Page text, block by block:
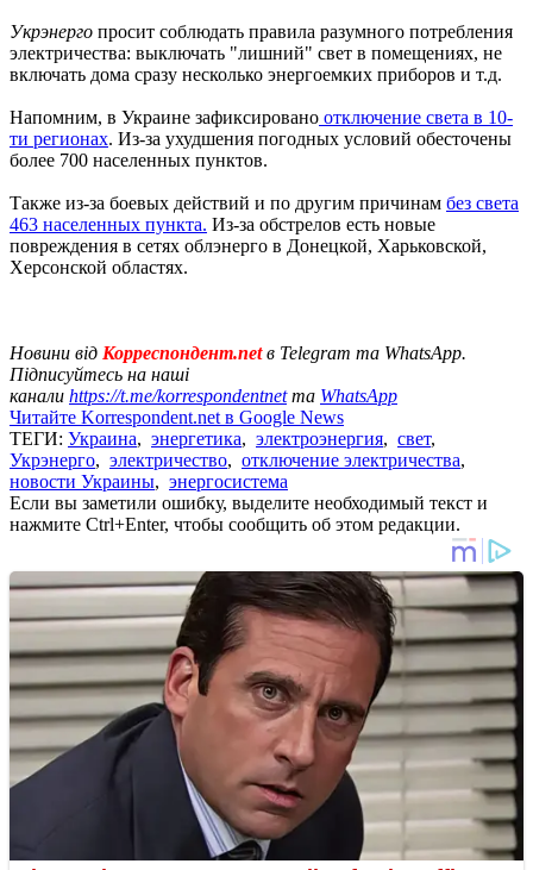
Укрэнерго просит соблюдать правила разумного потребления
электричества: выключать "лишний" свет в помещениях, не
включать дома сразу несколько энергоемких приборов и т.д.
Напомним, в Украине зафиксировано отключение света в 10-
ти регионах. Из-за ухудшения погодных условий обесточены
более 700 населенных пунктов.
Также из-за боевых действий и по другим причинам без света
463 населенных пункта. Из-за обстрелов есть новые
повреждения в сетях облэнерго в Донецкой, Харьковской,
Херсонской областях.
Новини від Корреспондент.netв Telegram та WhatsApp.
Підписуйтесь на наші
канали https://t.me/korrespondentnetта WhatsApp
Читайте Korrespondent.net в Google News
ТЕГИ: Украина, энергетика, электроэнергия, свет,
Укрэнерго, электричество, отключение электричества,
новости Украины, энергосистема
Если вы заметили ошибку, выделите необходимый текст и
нажмите Ctrl+Enter, чтобы сообщить об этом редакции.